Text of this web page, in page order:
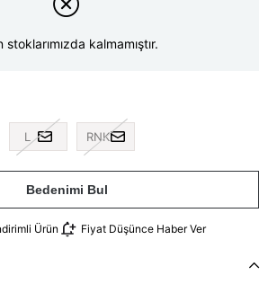
stoklarımızda kalmamıştır.
L RNK
Bedenimi Bul
Ürün Fiyat Düşünce Haber Ver